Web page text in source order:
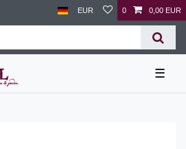
EUR 0 0,00 EUR
☰